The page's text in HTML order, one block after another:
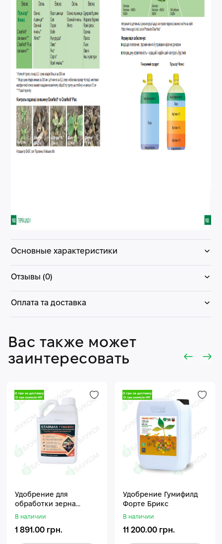
Основные характеристики
Отзывы (0)
Оплата та доставка
Вас также может
заинтересовать
Удобрение для
обработки зерна
Стармакс Гумифос
В наличии
1 891.00 грн.
Удобрение Гумифилд
Форте Брикс
В наличии
11 200.00 грн.